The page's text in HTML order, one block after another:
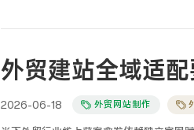
退、业务接口断开、政务数据不同步、无
无损迁移、原有网站SEO及对外访问权重
运维兼容四大原则稳步落地。
外贸建站全域适
2026-06-18 外贸网站制作